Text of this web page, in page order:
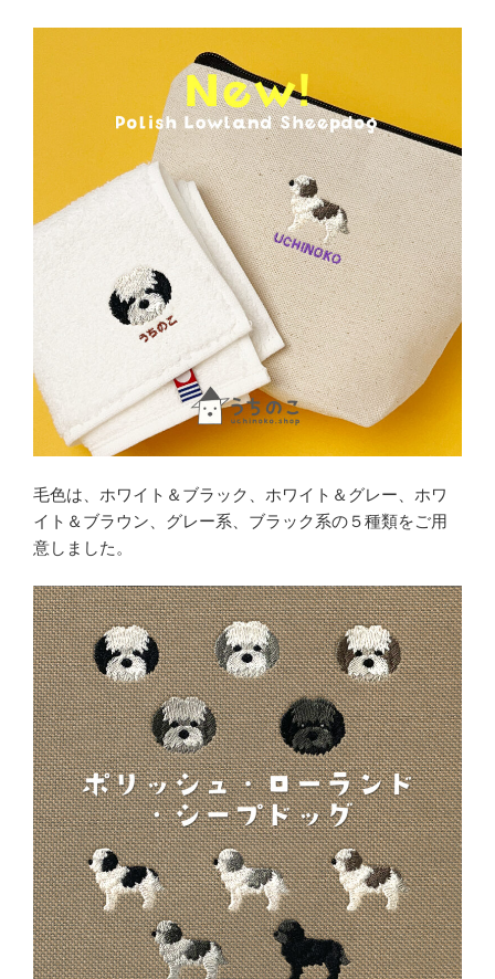
毛色は、ホワイト＆ブラック、ホワイト＆グレー、ホワ
イト＆ブラウン、グレー系、ブラック系の５種類をご用
意しました。